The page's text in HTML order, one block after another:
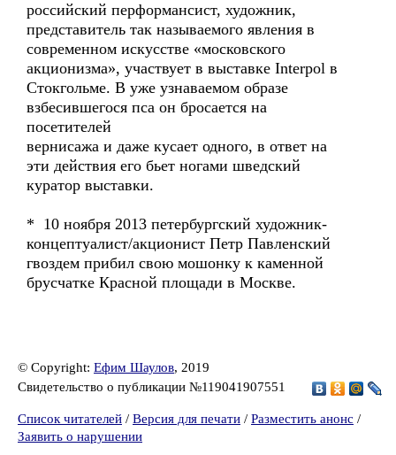
российский перформансист, художник,
представитель так называемого явления в
современном искусстве «московского
акционизма», участвует в выставке Interpol в
Стокгольме. В уже узнаваемом образе
взбесившегося пса он бросается на
посетителей
вернисажа и даже кусает одного, в ответ на
эти действия его бьет ногами шведский
куратор выставки.
* 10 ноября 2013 петербургский художник-
концептуалист/акционист Петр Павленский
гвоздем прибил свою мошонку к каменной
брусчатке Красной площади в Москве.
© Copyright: Ефим Шаулов, 2019
Свидетельство о публикации №119041907551
Список читателей / Версия для печати / Разместить анонс /
Заявить о нарушении